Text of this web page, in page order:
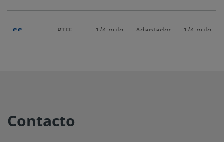
SS-
PTFE 1/4 pulg.
Adaptador
1/4 pulg.
120
Contacto